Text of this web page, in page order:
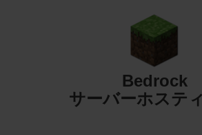
Bedrock
サーバーホステ